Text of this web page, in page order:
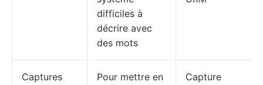
difficiles à
décrire avec
des mots
Captures
Pour mettre en
Capture